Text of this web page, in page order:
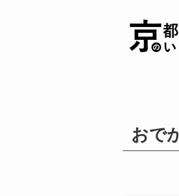
おで